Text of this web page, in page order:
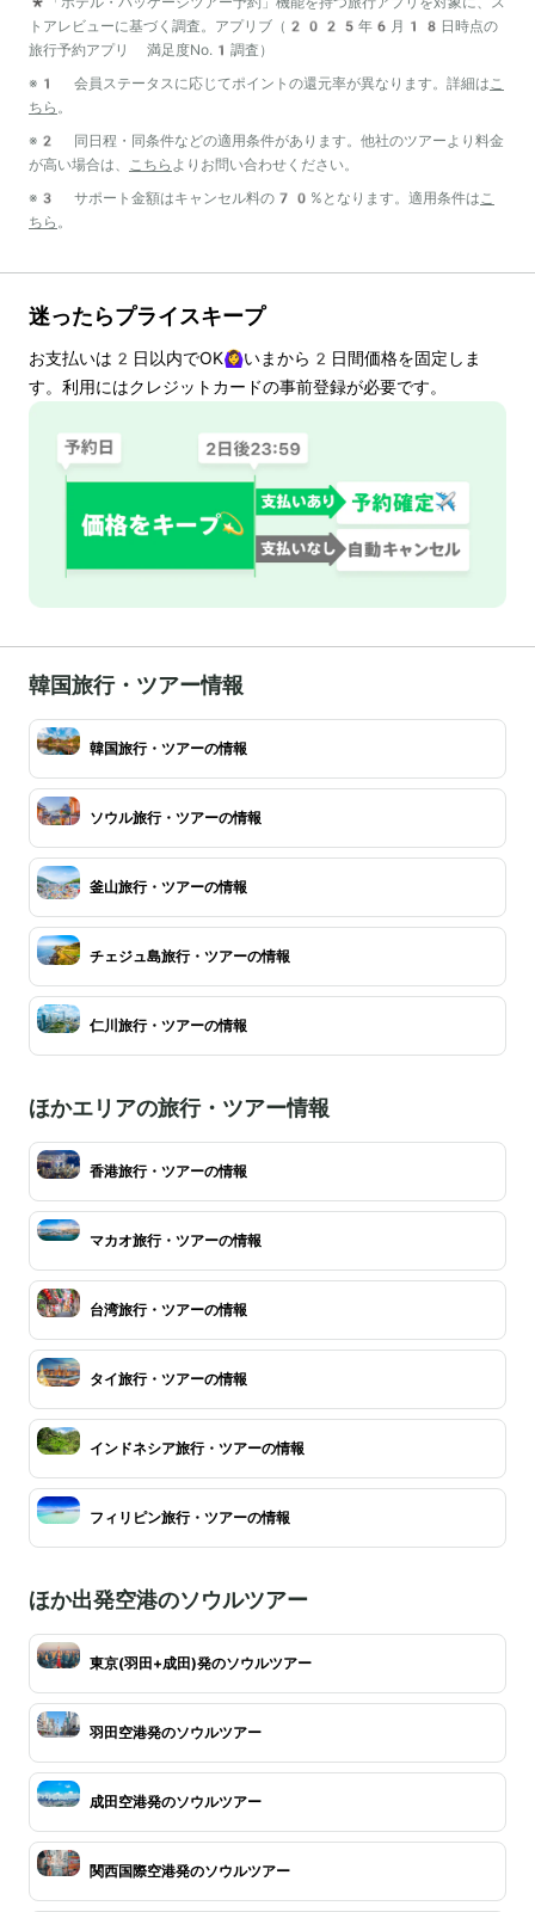
トアレビューに基づく調査。アプリブ（2025年6月18日時点の
旅行予約アプリ 満足度No.1調査）
※1 会員ステータスに応じてポイントの還元率が異なります。詳細は こ
ちら 。
※2 同日程・同条件などの適用条件があります。他社のツアーより料金
が高い場合は、
こちら よりお問い合わせください。
※3 サポート金額はキャンセル料の70%となります。適用条件は こ
ちら 。
迷ったらプライスキープ
お支払いは 2 日以内でOK🙆‍♀️いまから 2 日間価格を固定しま
す。利用にはクレジットカードの事前登録が必要です。
韓国旅行・ツアー情報
韓国旅行・ツアーの情報
ソウル旅行・ツアーの情報
釜山旅行・ツアーの情報
チェジュ島旅行・ツアーの情報
仁川旅行・ツアーの情報
ほかエリアの旅行・ツアー情報
香港旅行・ツアーの情報
マカオ旅行・ツアーの情報
台湾旅行・ツアーの情報
タイ旅行・ツアーの情報
インドネシア旅行・ツアーの情報
フィリピン旅行・ツアーの情報
ほか出発空港のソウルツアー
東京(羽田+成田)発のソウルツアー
羽田空港発のソウルツアー
成田空港発のソウルツアー
関西国際空港発のソウルツアー